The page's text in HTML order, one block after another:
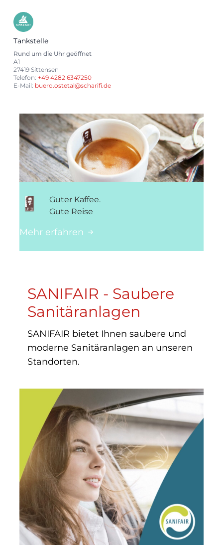
Tankstelle
Rund um die Uhr geöffnet
A1
27419 Sittensen
Telefon: +49 4282 6347250
E-Mail: buero.ostetal@scharifi.de
Guter Kaffee.
Gute Reise
Mehr erfahren
SANIFAIR - Saubere
Sanitäranlagen
SANIFAIR bietet Ihnen saubere und
moderne Sanitäranlagen an unseren
Standorten.